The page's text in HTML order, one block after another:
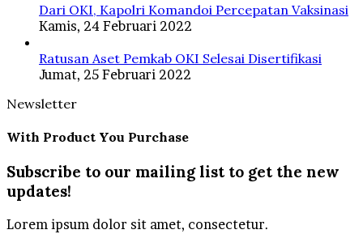
Dari OKI, Kapolri Komandoi Percepatan Vaksinasi
Kamis, 24 Februari 2022
Ratusan Aset Pemkab OKI Selesai Disertifikasi
Jumat, 25 Februari 2022
Newsletter
With Product You Purchase
Subscribe to our mailing list to get the new
updates!
Lorem ipsum dolor sit amet, consectetur.